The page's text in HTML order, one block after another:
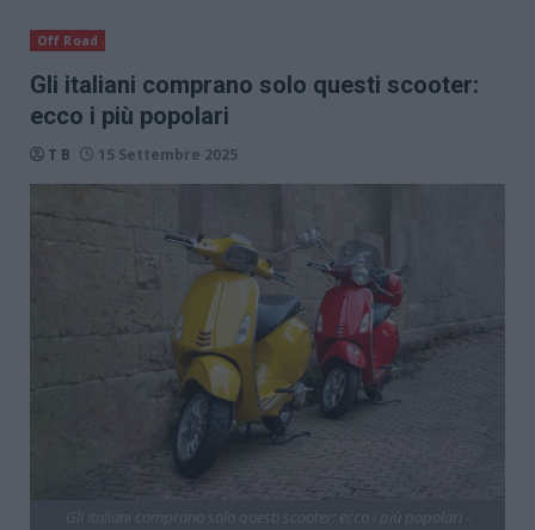
Off Road
Gli italiani comprano solo questi scooter:
ecco i più popolari
T B 15 Settembre 2025